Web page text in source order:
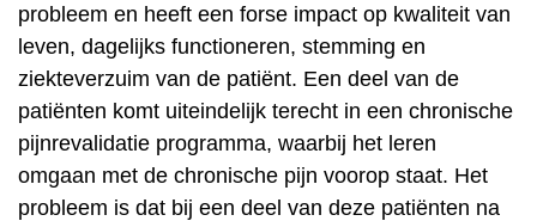
probleem en heeft een forse impact op kwaliteit van
leven, dagelijks functioneren, stemming en
ziekteverzuim van de patiënt. Een deel van de
patiënten komt uiteindelijk terecht in een chronische
pijnrevalidatie programma, waarbij het leren
omgaan met de chronische pijn voorop staat. Het
probleem is dat bij een deel van deze patiënten na